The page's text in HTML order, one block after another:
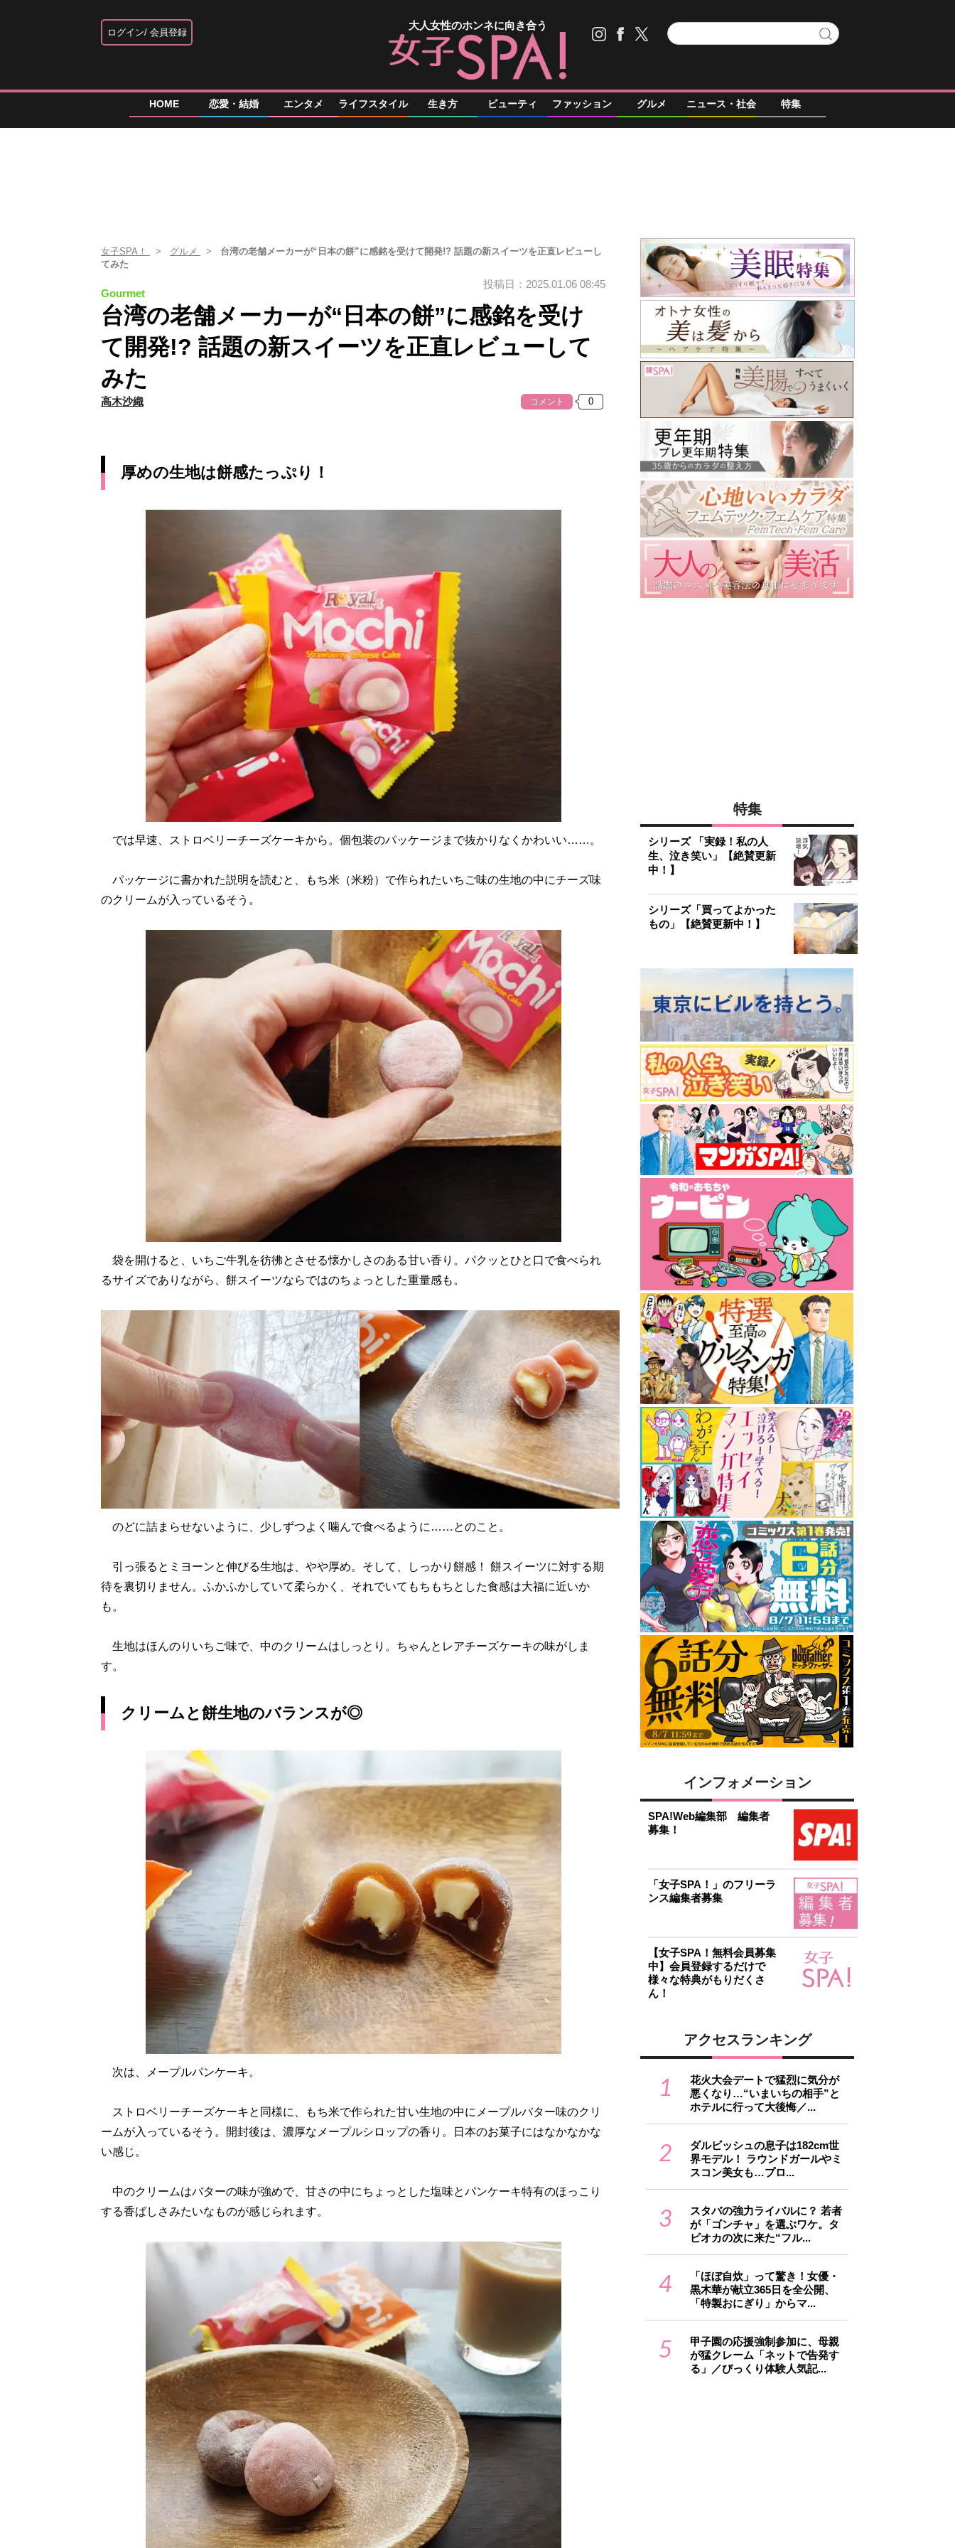
ログイン 会員登録
大人女性のホンネに向き合う
HOME 恋愛・結婚 エンタメ ライフスタイル 生き方 ビューティ ファッション グルメ ニュース・社会 特集
女子SPA！ グルメ
台湾の老舗メーカーが“日本の餅”に感銘を受けて開発!? 話題の新スイーツを正直レビューし
てみた
Gourmet
投稿日：2025.01.06 08:45
台湾の老舗メーカーが“日本の餅”に感銘を受け
て開発!? 話題の新スイーツを正直レビューして
みた
高木沙織 コメント
厚めの生地は餅感たっぷり！
では早速、ストロベリーチーズケーキから。個包装のパッケージまで抜かりなくかわいい……。
パッケージに書かれた説明を読むと、もち米（米粉）で作られたいちご味の生地の中にチーズ味
のクリームが入っているそう。
袋を開けると、いちご牛乳を彷彿とさせる懐かしさのある甘い香り。パクッとひと口で食べられ
るサイズでありながら、餅スイーツならではのちょっとした重量感も。
のどに詰まらせないように、少しずつよく噛んで食べるように……とのこと。
引っ張るとミヨーンと伸びる生地は、やや厚め。そして、しっかり餅感！ 餅スイーツに対する期
待を裏切りません。ふかふかしていて柔らかく、それでいてもちもちとした食感は大福に近いか
も。
生地はほんのりいちご味で、中のクリームはしっとり。ちゃんとレアチーズケーキの味がしま
す。
クリームと餅生地のバランスが◎
次は、メープルパンケーキ。
ストロベリーチーズケーキと同様に、もち米で作られた甘い生地の中にメープルバター味のクリ
ームが入っているそう。開封後は、濃厚なメープルシロップの香り。日本のお菓子にはなかなかな
い感じ。
中のクリームはバターの味が強めで、甘さの中にちょっとした塩味とパンケーキ特有のほっこり
する香ばしさみたいなものが感じられます。
特集
シリーズ 「実録！私の人
生、泣き笑い」【絶賛更新
中！】
シリーズ「買ってよかった
もの」【絶賛更新中！】
インフォメーション
SPA!Web編集部 編集者
募集！
「女子SPA！」のフリーラ
ンス編集者募集
【女子SPA！無料会員募集
中】会員登録するだけで
様々な特典がもりだくさ
ん！
アクセスランキング
1
花火大会デートで猛烈に気分が
悪くなり…“いまいちの相手”と
ホテルに行って大後悔／...
2
ダルビッシュの息子は182cm世
界モデル！ ラウンドガールやミ
スコン美女も…プロ...
3
スタバの強力ライバルに？ 若者
が「ゴンチャ」を選ぶワケ。タ
ピオカの次に来た“フル...
4
「ほぼ自炊」って驚き！女優・
黒木華が献立365日を全公開、
「特製おにぎり」からマ...
5
甲子園の応援強制参加に、母親
が猛クレーム「ネットで告発す
る」／びっくり体験人気記...